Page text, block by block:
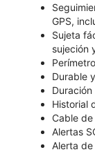
GPS,
Sujeta
sujeción
Durable
Historial
Cable
Alertas
Alerta